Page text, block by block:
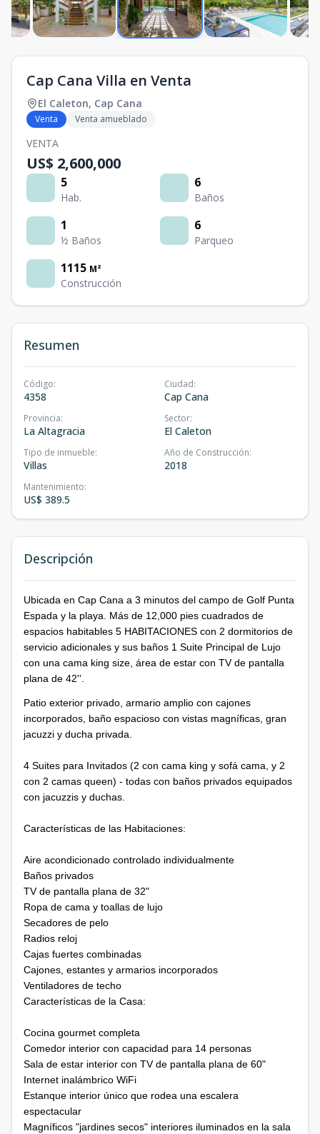
Cap Cana Villa en Venta
El Caleton, Cap Cana
Venta Venta amueblado
VENTA
US$ 2,600,000
5
Hab.
6
Baños
1
½ Baños
6
Parqueo
1115 M²
Construcción
Resumen
Código:
4358
Ciudad:
Cap Cana
Provincia:
La Altagracia
Sector:
El Caleton
Tipo de inmueble:
Villas
Año de Construcción:
2018
Mantenimiento:
US$ 389.5
Descripción
Ubicada en Cap Cana a 3 minutos del campo de Golf Punta
Espada y la playa. Más de 12,000 pies cuadrados de
espacios habitables 5 HABITACIONES con 2 dormitorios de
servicio adicionales y sus baños 1 Suite Principal de Lujo
con una cama king size, área de estar con TV de pantalla
plana de 42''.
Patio exterior privado, armario amplio con cajones
incorporados, baño espacioso con vistas magníficas, gran
jacuzzi y ducha privada.
4 Suites para Invitados (2 con cama king y sofá cama, y 2
con 2 camas queen) - todas con baños privados equipados
con jacuzzis y duchas.
Características de las Habitaciones:
Aire acondicionado controlado individualmente
Baños privados
TV de pantalla plana de 32"
Ropa de cama y toallas de lujo
Secadores de pelo
Radios reloj
Cajas fuertes combinadas
Cajones, estantes y armarios incorporados
Ventiladores de techo
Características de la Casa:
Cocina gourmet completa
Comedor interior con capacidad para 14 personas
Sala de estar interior con TV de pantalla plana de 60"
Internet inalámbrico WiFi
Estanque interior único que rodea una escalera
espectacular
Magníficos "jardines secos" interiores iluminados en la sala